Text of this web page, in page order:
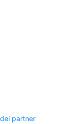
partner